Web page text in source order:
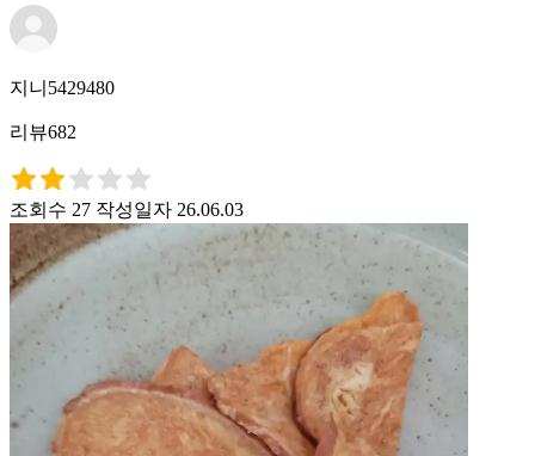
지니5429480
리뷰682
조회수 27 작성일자 26.06.03